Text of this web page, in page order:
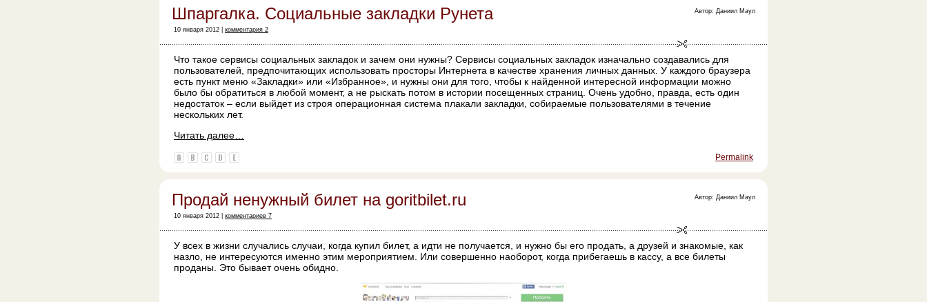
Шпаргалка. Социальные закладки Рунета
10 января 2012 | комментария 2
Автор: Даниил Маул
Что такое сервисы социальных закладок и зачем они нужны? Сервисы социальных закладок изначально создавались для
пользователей, предпочитающих использовать просторы Интернета в качестве хранения личных данных. У каждого браузера
есть пункт меню «Закладки» или «Избранное», и нужны они для того, чтобы к найденной интересной информации можно
было бы обратиться в любой момент, а не рыскать потом в истории посещенных страниц. Очень удобно, правда, есть один
недостаток – если выйдет из строя операционная система плакали закладки, собираемые пользователями в течение
нескольких лет.
Читать далее…
Permalink
Продай ненужный билет на goritbilet.ru
10 января 2012 | комментариев 7
Автор: Даниил Маул
У всех в жизни случались случаи, когда купил билет, а идти не получается, и нужно бы его продать, а друзей и знакомые, как
назло, не интересуются именно этим мероприятием. Или совершенно наоборот, когда прибегаешь в кассу, а все билеты
проданы. Это бывает очень обидно.